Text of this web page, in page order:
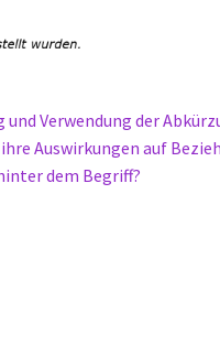
und Verwendung der
Auswirkungen auf
dem Begriff?